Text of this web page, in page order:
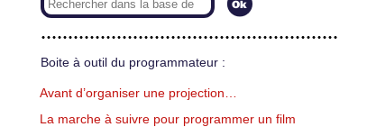
Boite à outil du programmateur :
Avant d’organiser une projection…
La marche à suivre pour programmer un film